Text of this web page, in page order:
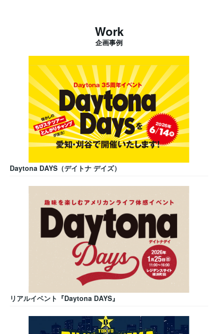
Work
企画事例
Daytona DAYS（デイトナ デイズ）
リアルイベント『Daytona DAYS』